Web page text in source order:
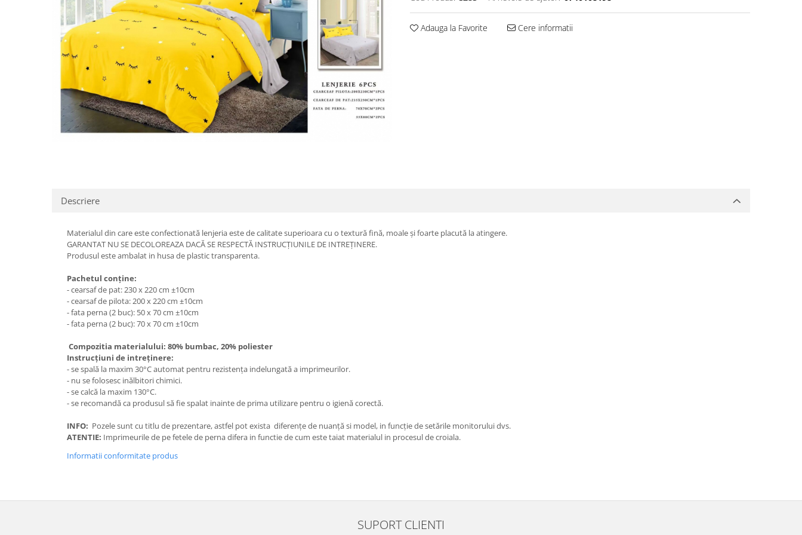
Adauga la Favorite Cere informatii
Descriere
Materialul din care este confectionată lenjeria este de calitate superioara cu o textură fină, moale și foarte placută la atingere.
GARANTAT NU SE DECOLOREAZA DACĂ SE RESPECTĂ INSTRUCȚIUNILE DE INTREȚINERE.
Produsul este ambalat in husa de plastic transparenta.
Pachetul conține:
- cearsaf de pat: 230 x 220 cm ±10cm
- cearsaf de pilota: 200 x 220 cm ±10cm
- fata perna (2 buc): 50 x 70 cm ±10cm
- fata perna (2 buc): 70 x 70 cm ±10cm
Compozitia materialului: 80% bumbac, 20% poliester
Instrucțiuni de intreținere:
- se spală la maxim 30°C automat pentru rezistența indelungată a imprimeurilor.
- nu se folosesc inălbitori chimici.
- se calcă la maxim 130°C.
- se recomandă ca produsul să fie spalat inainte de prima utilizare pentru o igienă corectă.
INFO: Pozele sunt cu titlu de prezentare, astfel pot exista diferențe de nuanță si model, in funcție de setările monitorului dvs.
ATENTIE: Imprimeurile de pe fetele de perna difera in functie de cum este taiat materialul in procesul de croiala.
Informatii conformitate produs
SUPORT CLIENTI